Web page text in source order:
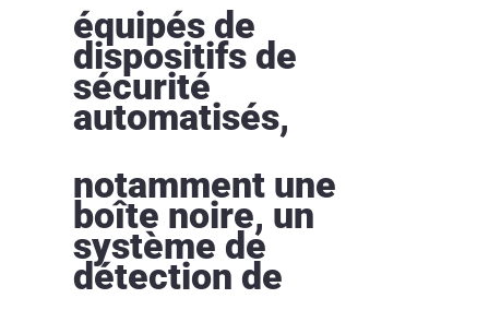
équipés de
dispositifs de
sécurité
automatisés,
notamment une
boîte noire, un
système de
détection de